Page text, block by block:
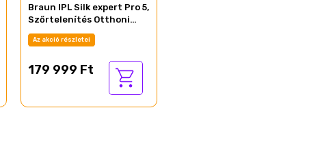
Braun IPL Silk expert Pro 5,
Szőrtelenítés Otthoni
Kezeléssel, Neszesszer, 2
Fej, PL5146
Az akció részletei
179 999 Ft